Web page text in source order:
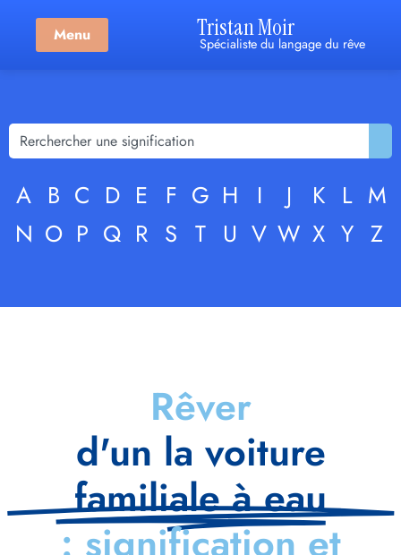
Menu Tristan Moir
Spécialiste du langage du rêve
A B C D E F G H I J K L M
N O P Q R S T U V W X Y Z
Rêver
d'un la voiture
familiale à eau
: signification et